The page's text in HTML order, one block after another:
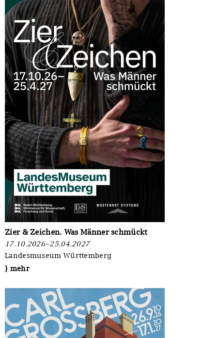
Zier & Zeichen. Was Männer schmückt
17.10.2026–25.04.2027
Landesmuseum Württemberg
} mehr